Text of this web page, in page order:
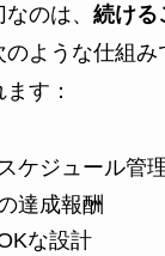
のは、 続ける
のような仕組
す：
ケジュール管
達成報酬
な設計